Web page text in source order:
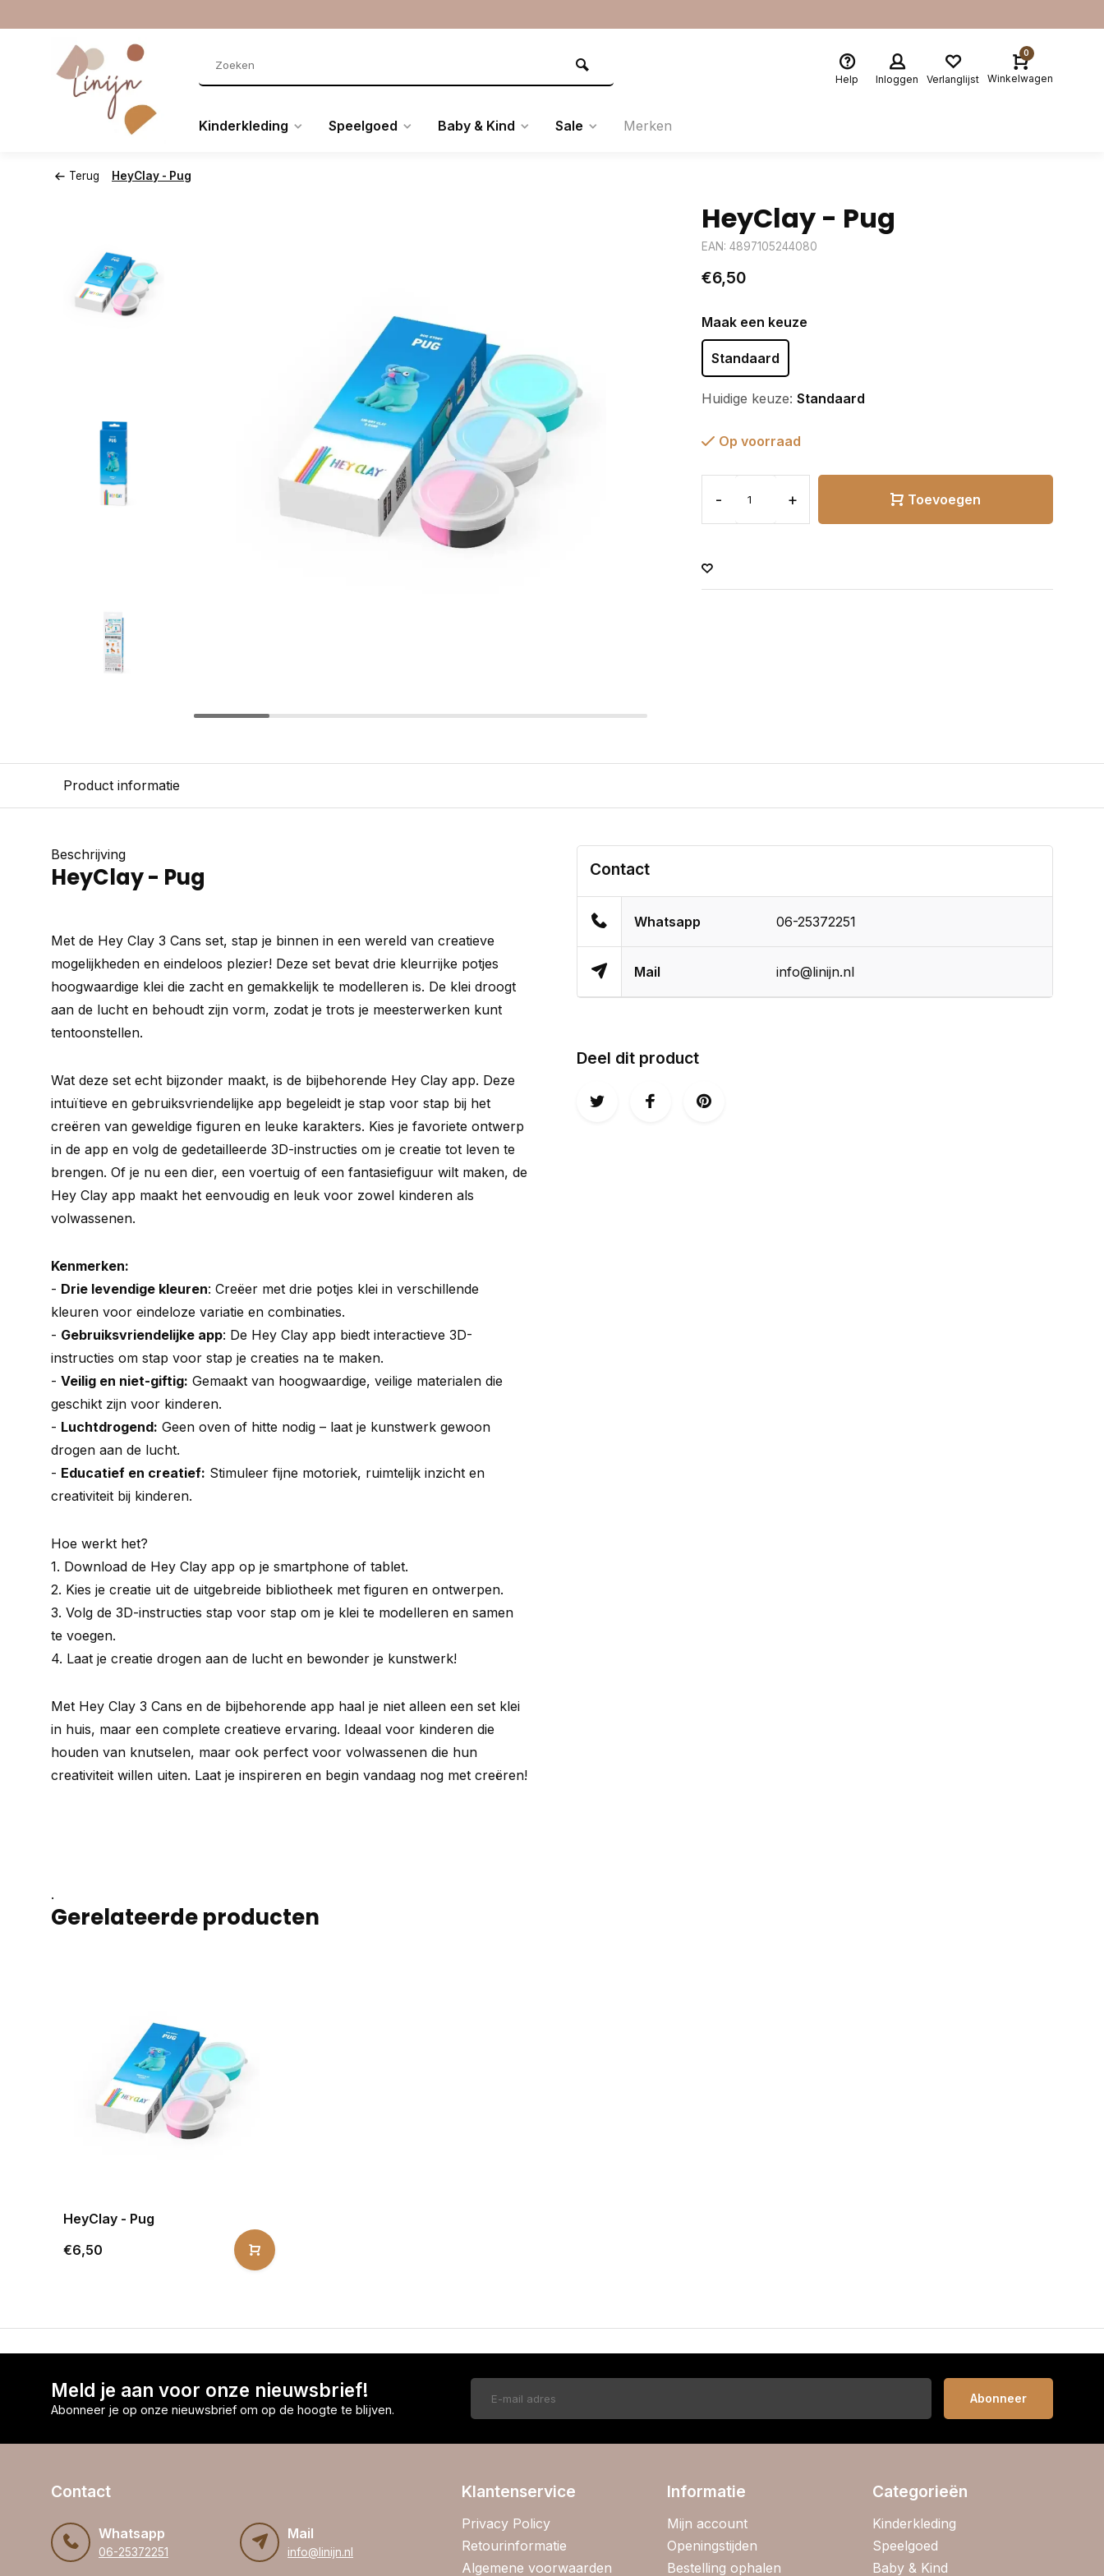
Help Inloggen Verlanglijst
0
Winkelwagen
Kinderkleding Speelgoed Baby & Kind Sale Merken
Terug HeyClay - Pug
HeyClay - Pug
EAN: 4897105244080
€6,50
Maak een keuze
Standaard
Huidige keuze: Standaard
Op voorraad
- + Toevoegen
Product informatie
Beschrijving
HeyClay - Pug
Met de Hey Clay 3 Cans set, stap je binnen in een wereld van creatieve
mogelijkheden en eindeloos plezier! Deze set bevat drie kleurrijke potjes
hoogwaardige klei die zacht en gemakkelijk te modelleren is. De klei droogt
aan de lucht en behoudt zijn vorm, zodat je trots je meesterwerken kunt
tentoonstellen.
Wat deze set echt bijzonder maakt, is de bijbehorende Hey Clay app. Deze
intuïtieve en gebruiksvriendelijke app begeleidt je stap voor stap bij het
creëren van geweldige figuren en leuke karakters. Kies je favoriete ontwerp
in de app en volg de gedetailleerde 3D-instructies om je creatie tot leven te
brengen. Of je nu een dier, een voertuig of een fantasiefiguur wilt maken, de
Hey Clay app maakt het eenvoudig en leuk voor zowel kinderen als
volwassenen.
Kenmerken:
- Drie levendige kleuren: Creëer met drie potjes klei in verschillende
kleuren voor eindeloze variatie en combinaties.
- Gebruiksvriendelijke app: De Hey Clay app biedt interactieve 3D-
instructies om stap voor stap je creaties na te maken.
- Veilig en niet-giftig: Gemaakt van hoogwaardige, veilige materialen die
geschikt zijn voor kinderen.
- Luchtdrogend: Geen oven of hitte nodig – laat je kunstwerk gewoon
drogen aan de lucht.
- Educatief en creatief: Stimuleer fijne motoriek, ruimtelijk inzicht en
creativiteit bij kinderen.
Hoe werkt het?
1. Download de Hey Clay app op je smartphone of tablet.
2. Kies je creatie uit de uitgebreide bibliotheek met figuren en ontwerpen.
3. Volg de 3D-instructies stap voor stap om je klei te modelleren en samen
te voegen.
4. Laat je creatie drogen aan de lucht en bewonder je kunstwerk!
Met Hey Clay 3 Cans en de bijbehorende app haal je niet alleen een set klei
in huis, maar een complete creatieve ervaring. Ideaal voor kinderen die
houden van knutselen, maar ook perfect voor volwassenen die hun
creativiteit willen uiten. Laat je inspireren en begin vandaag nog met creëren!
Contact
Whatsapp 06-25372251
Mail info@linijn.nl
Deel dit product
.
Gerelateerde producten
HeyClay - Pug
€6,50
Meld je aan voor onze nieuwsbrief!
Abonneer je op onze nieuwsbrief om op de hoogte te blijven.
Abonneer
Contact
Whatsapp
06-25372251
Mail
info@linijn.nl
Klantenservice
Privacy Policy
Retourinformatie
Algemene voorwaarden
Informatie
Mijn account
Openingstijden
Bestelling ophalen
Categorieën
Kinderkleding
Speelgoed
Baby & Kind